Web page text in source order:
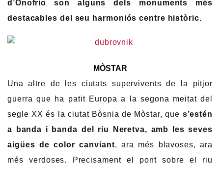
d’Onofrio son alguns dels monuments més
destacables del seu harmoniós centre històric.
MÒSTAR
Una altre de les ciutats supervivents de la pitjor
guerra que ha patit Europa a la segona meitat del
segle XX és la ciutat Bòsnia de Mòstar, que s’estén
a banda i banda del riu Neretva, amb les seves
aigües de color canviant, ara més blavoses, ara
més verdoses. Precisament el pont sobre el riu